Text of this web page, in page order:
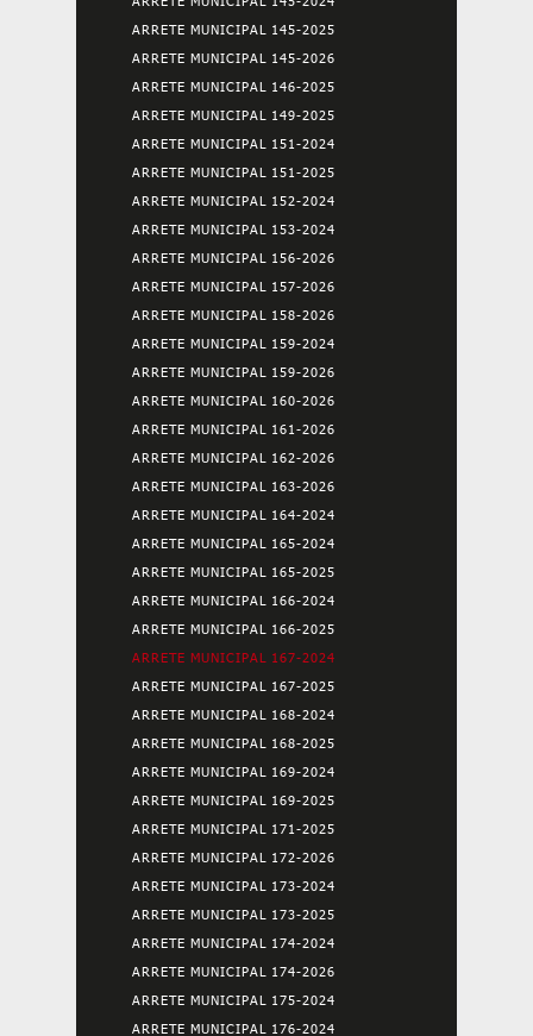
ARRETE MUNICIPAL 145-2025
ARRETE MUNICIPAL 145-2026
ARRETE MUNICIPAL 146-2025
ARRETE MUNICIPAL 149-2025
ARRETE MUNICIPAL 151-2024
ARRETE MUNICIPAL 151-2025
ARRETE MUNICIPAL 152-2024
ARRETE MUNICIPAL 153-2024
ARRETE MUNICIPAL 156-2026
ARRETE MUNICIPAL 157-2026
ARRETE MUNICIPAL 158-2026
ARRETE MUNICIPAL 159-2024
ARRETE MUNICIPAL 159-2026
ARRETE MUNICIPAL 160-2026
ARRETE MUNICIPAL 161-2026
ARRETE MUNICIPAL 162-2026
ARRETE MUNICIPAL 163-2026
ARRETE MUNICIPAL 164-2024
ARRETE MUNICIPAL 165-2024
ARRETE MUNICIPAL 165-2025
ARRETE MUNICIPAL 166-2024
ARRETE MUNICIPAL 166-2025
ARRETE MUNICIPAL 167-2024
ARRETE MUNICIPAL 167-2025
ARRETE MUNICIPAL 168-2024
ARRETE MUNICIPAL 168-2025
ARRETE MUNICIPAL 169-2024
ARRETE MUNICIPAL 169-2025
ARRETE MUNICIPAL 171-2025
ARRETE MUNICIPAL 172-2026
ARRETE MUNICIPAL 173-2024
ARRETE MUNICIPAL 173-2025
ARRETE MUNICIPAL 174-2024
ARRETE MUNICIPAL 174-2026
ARRETE MUNICIPAL 175-2024
ARRETE MUNICIPAL 176-2024